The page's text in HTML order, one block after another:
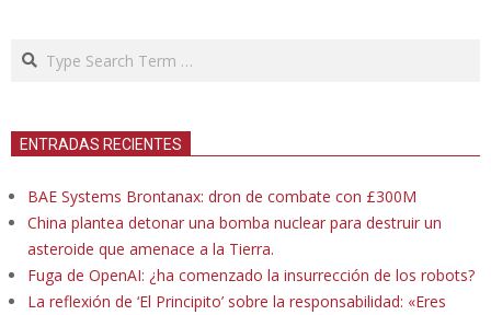
Search
ENTRADAS RECIENTES
BAE Systems Brontanax: dron de combate con £300M
China plantea detonar una bomba nuclear para destruir un
asteroide que amenace a la Tierra.
Fuga de OpenAI: ¿ha comenzado la insurrección de los robots?
La reflexión de ‘El Principito’ sobre la responsabilidad: «Eres